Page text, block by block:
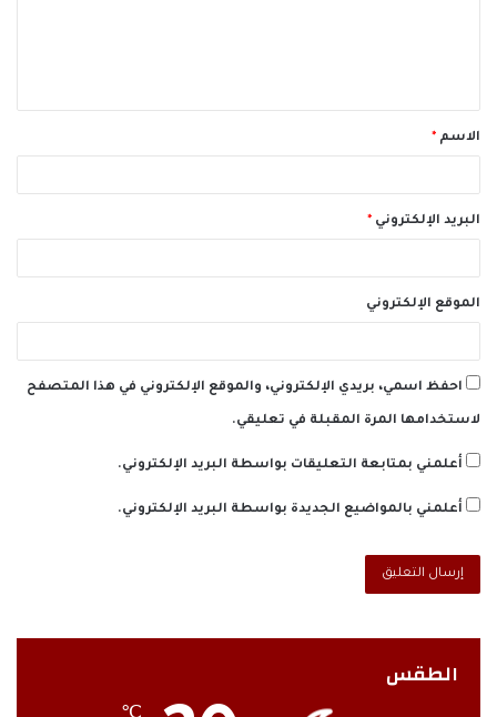
ق
*الاسم *
البريد الإلكتروني *
الموقع الإلكتروني
احفظ اسمي، بريدي الإلكتروني، والموقع الإلكتروني في هذا المتصفح
لاستخدامها المرة المقبلة في تعليقي.
أعلمني بمتابعة التعليقات بواسطة البريد الإلكتروني.
أعلمني بالمواضيع الجديدة بواسطة البريد الإلكتروني.
الطقس